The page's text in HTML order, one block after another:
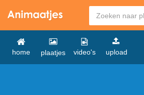
home plaatjes video's upload